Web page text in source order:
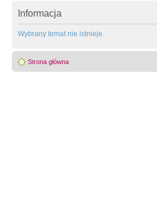
Informacja
Wybrany temat nie istnieje.
Strona główna